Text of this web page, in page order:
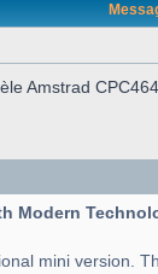
Amstrad
Modern
mini version.